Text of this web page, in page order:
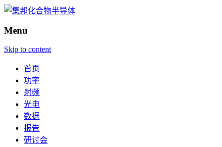
Menu
Skip to content
首页
功率
射频
光电
数据
报告
研讨会